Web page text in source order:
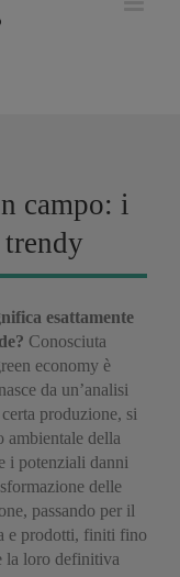
campo: i
esattamente
Conosciuta
economy è
da un’analisi
produzione, si
ambientale della
i potenziali danni
delle
passando per il
e prodotti, finiti fino
la loro definitiva